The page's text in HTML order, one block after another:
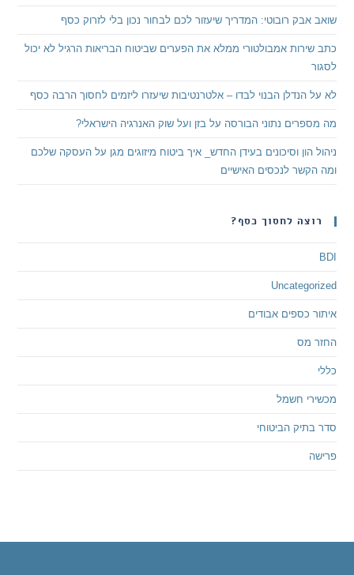
שואב אבק רובוטי: המדריך שיעזור לכם לבחור נכון בלי לזרוק כסף
כתב שירות אמבולטורי ממלא את הפערים שביטוח הבריאות הרגיל לא יכול
לסגור
לא על הנדלן הבנוי לבדו – אלטרנטיבות שיעזרו ליזמים לחסוך הרבה כסף
מה מספרים נתוני הבורסה על בזן ועל שוק האנרגיה הישראלי?
ניהול הון וסיכונים בעידן החדש_ איך ביטוח מיזוגים מגן על העסקה שלכם
ומה הקשר לנכסים האישיים
רוצה לחסוך כסף?
BDI
Uncategorized
איתור כספים אבודים
החזר מס
כללי
מכשירי חשמל
סדר בתיק הביטוחי
פרישה